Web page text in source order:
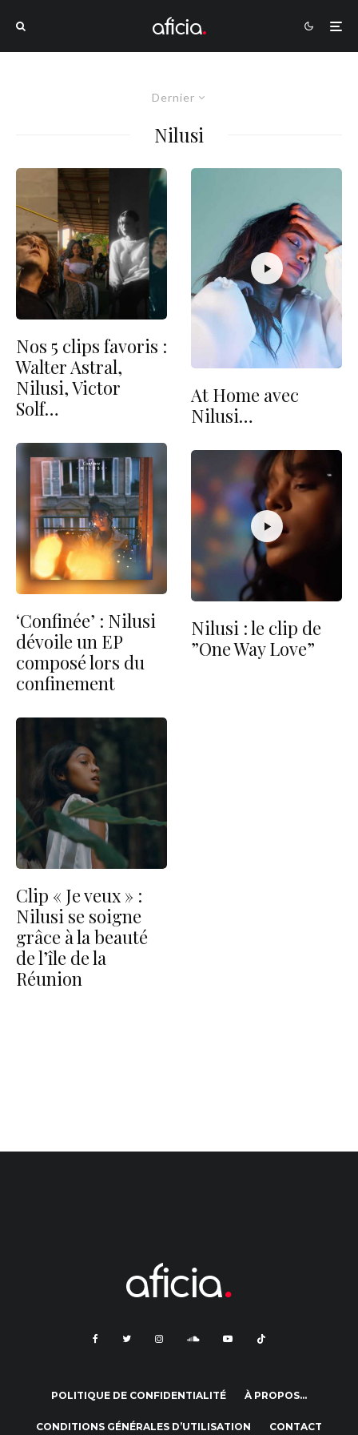
Dernier
Nilusi
Nos 5 clips favoris :
Walter Astral,
Nilusi, Victor
Solf…
‘Confinée’ : Nilusi
dévoile un EP
composé lors du
confinement
Clip « Je veux » :
Nilusi se soigne
grâce à la beauté
de l’île de la
Réunion
At Home avec
Nilusi…
Nilusi : le clip de
”One Way Love”
POLITIQUE DE CONFIDENTIALITÉ À PROPOS…
CONDITIONS GÉNÉRALES D’UTILISATION CONTACT